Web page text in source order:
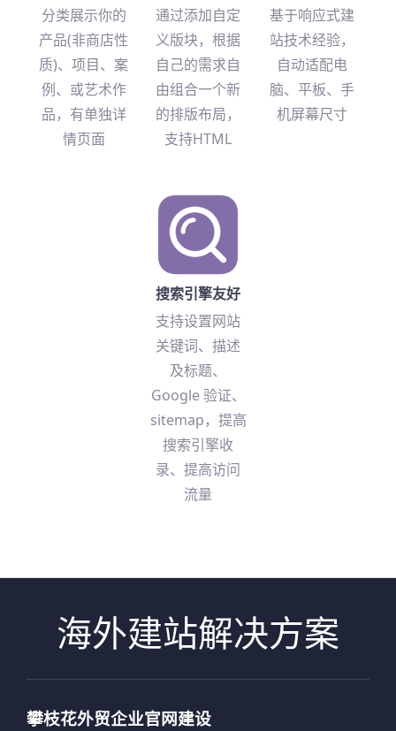
分类展示你的
产品(非商店性
质)、项目、案
例、或艺术作
品，有单独详
情页面
通过添加自定
义版块，根据
自己的需求自
由组合一个新
的排版布局，
支持HTML
基于响应式建
站技术经验，
自动适配电
脑、平板、手
机屏幕尺寸
搜索引擎友好
支持设置网站
关键词、描述
及标题、
Google 验证、
sitemap，提高
搜索引擎收
录、提高访问
流量
海外建站解决方案
攀枝花外贸企业官网建设